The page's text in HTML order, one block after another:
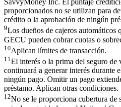
SavvyMoney Inc. El puntaje
proporcionados no se utilizan para
crédito o la aprobación de ningún
9Los dueños de cajeros automáticos
GECU pueden cobrar cuotas o
10Aplican límites de transacción.
11El interés o la prima del seguro de
continuará a generar interés durante
ningún pago. Omitir un pago
préstamo. Aplican otras condiciones.
12No se le proporciona cubertura de